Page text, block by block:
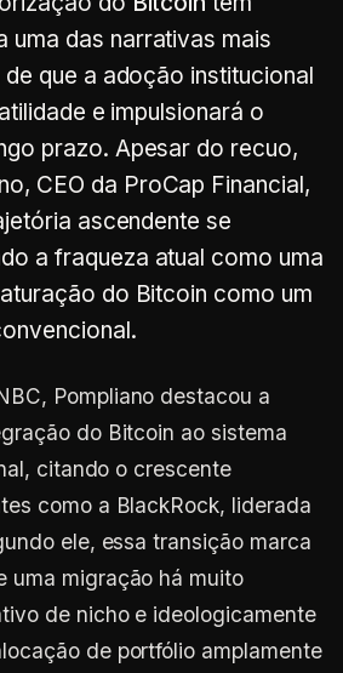
uma das narrativas mais
que a adoção institucional
e impulsionará o
prazo. Apesar do recuo,
CEO da ProCap Financial,
ascendente se
a fraqueza atual como uma
do Bitcoin como um
Pompliano destacou a
do Bitcoin ao sistema
citando o crescente
como a BlackRock, liderada
ele, essa transição marca
uma migração há muito
de nicho e ideologicamente
de portfólio amplamente